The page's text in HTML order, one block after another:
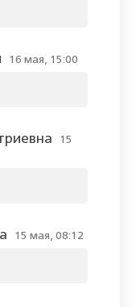
16 мая, 15:00
15
15 мая, 08:12